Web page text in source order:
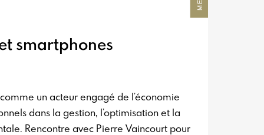
smartphones
un acteur engagé de l’économie
dans la gestion, l’optimisation et la
Rencontre avec Pierre Vaincourt pour